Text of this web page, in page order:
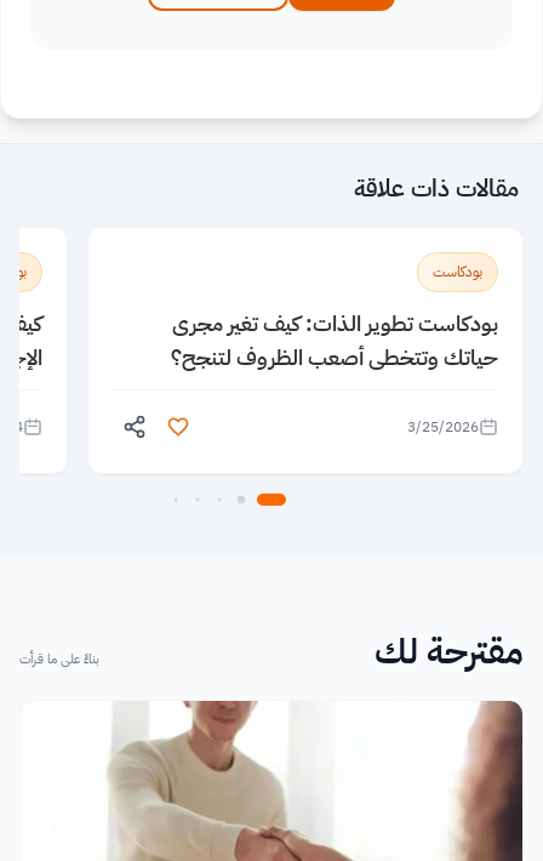
مقالات ذات علاقة
بودكاست
بودكاست تطوير الذات: كيف تغير مجرى
حياتك وتتخطى أصعب الظروف لتنجح؟
3/25/2026
كيف
مقترحة لك بناءً على ما قرأت